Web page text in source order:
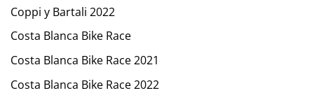
Coppi y Bartali 2022
Costa Blanca Bike Race
Costa Blanca Bike Race 2021
Costa Blanca Bike Race 2022